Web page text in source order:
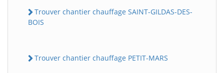
Trouver chantier chauffage SAINT-GILDAS-DES-
BOIS
Trouver chantier chauffage PETIT-MARS